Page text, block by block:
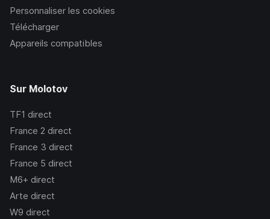
Personnaliser les cookies
Télécharger
Appareils compatibles
Sur Molotov
TF1 direct
France 2 direct
France 3 direct
France 5 direct
M6+ direct
Arte direct
W9 direct